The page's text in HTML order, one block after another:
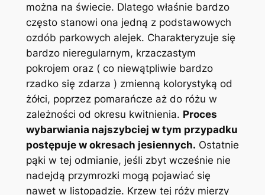
można na świecie. Dlatego właśnie bardzo
często stanowi ona jedną z podstawowych
ozdób parkowych alejek. Charakteryzuje się
bardzo nieregularnym, krzaczastym
pokrojem oraz ( co niewątpliwie bardzo
rzadko się zdarza ) zmienną kolorystyką od
żółci, poprzez pomarańcze aż do różu w
zależności od okresu kwitnienia. Proces
wybarwiania najszybciej w tym przypadku
postępuje w okresach jesiennych. Ostatnie
pąki w tej odmianie, jeśli zbyt wcześnie nie
nadejdą przymrozki mogą pojawiać się
nawet w listopadzie. Krzew tej róży mierzy